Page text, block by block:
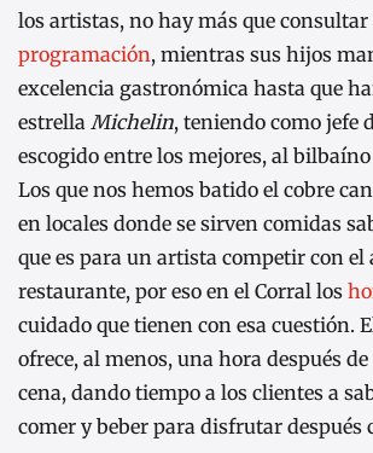
los artistas, no hay más que consultar
programación, mientras sus hijos
excelencia gastronómica hasta que
estrella Michelin, teniendo como jefe
escogido entre los mejores, al bilbaíno
Los que nos hemos batido el cobre
en locales donde se sirven comidas
que es para un artista competir con el
restaurante, por eso en el Corral los
cuidado que tienen con esa cuestión.
ofrece, al menos, una hora después
cena, dando tiempo a los clientes a
comer y beber para disfrutar después